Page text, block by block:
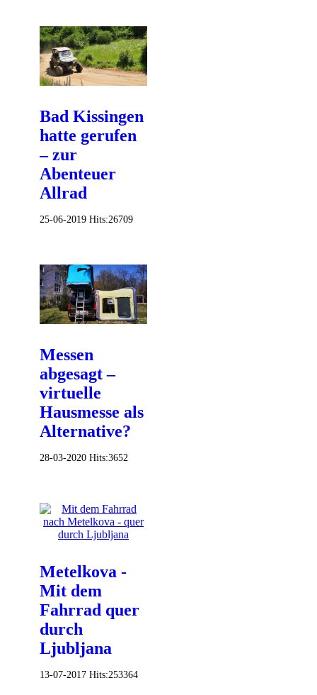
Bad Kissingen
hatte gerufen
– zur
Abenteuer
Allrad
25-06-2019 Hits:26709
Messen
abgesagt –
virtuelle
Hausmesse als
Alternative?
28-03-2020 Hits:3652
Metelkova -
Mit dem
Fahrrad quer
durch
Ljubljana
13-07-2017 Hits:253364